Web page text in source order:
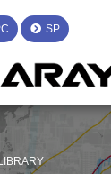
SP